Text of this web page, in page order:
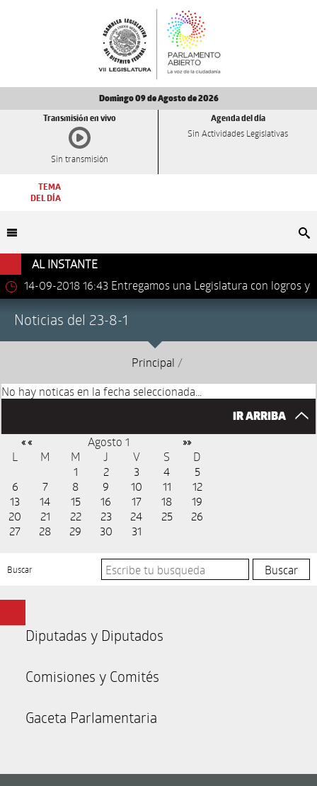
Domingo 09 de Agosto de 2026
Transmisión en vivo
Sin transmisión
Agenda del día
Sin Actividades Legislativas
TEMA
DEL DÍA
AL INSTANTE
14-09-2018 16:43 Entregamos una Legislatura con logros y
Noticias del 23-8-1
Principal /
No hay noticas en la fecha seleccionada...
IR ARRIBA
« « Agosto 1 »»
L M M J V S
D
1
2 3 4
5
6
7 8 9 10 11
12
13
14 15 16 17 18
19
20
21 22 23 24 25
26
27
28 29 30 31
Buscar
Diputadas y Diputados
Comisiones y Comités
Gaceta Parlamentaria